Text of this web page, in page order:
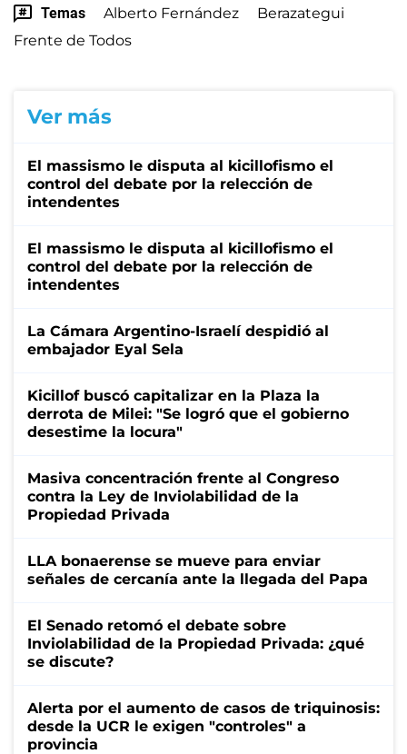
Temas Alberto Fernández
Berazategui
Frente de Todos
Ver más
El massismo le disputa al kicillofismo el
control del debate por la relección de
intendentes
El massismo le disputa al kicillofismo el
control del debate por la relección de
intendentes
La Cámara Argentino-Israelí despidió al
embajador Eyal Sela
Kicillof buscó capitalizar en la Plaza la
derrota de Milei: "Se logró que el gobierno
desestime la locura"
Masiva concentración frente al Congreso
contra la Ley de Inviolabilidad de la
Propiedad Privada
LLA bonaerense se mueve para enviar
señales de cercanía ante la llegada del Papa
El Senado retomó el debate sobre
Inviolabilidad de la Propiedad Privada: ¿qué
se discute?
Alerta por el aumento de casos de triquinosis:
desde la UCR le exigen "controles" a
provincia